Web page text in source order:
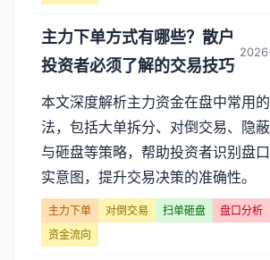
主力下单方式有哪些？散户
投资者必须了解的交易技巧
本文深度解析主力资金在盘中常用
法，包括大单拆分、对倒交易、隐
与砸盘等策略，帮助投资者识别盘
实意图，提升交易决策的准确性。
主力下单 对倒交易 扫单砸盘
盘口分析
资金流向